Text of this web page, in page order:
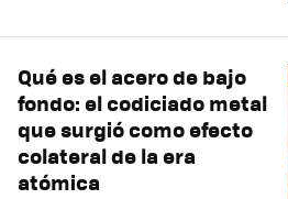
Qué es el acero de bajo
fondo: el codiciado metal
que surgió como efecto
colateral de la era
atómica